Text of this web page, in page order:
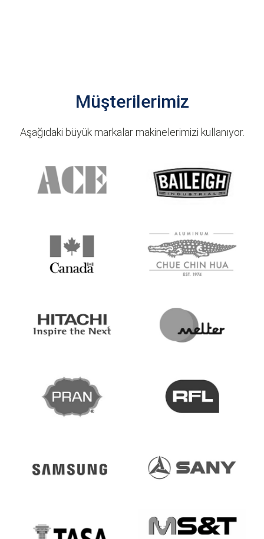
Müşterilerimiz
Aşağıdaki büyük markalar makinelerimizi kullanıyor.